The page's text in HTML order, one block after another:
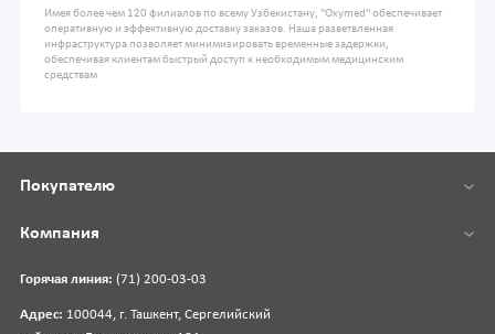
Имея более чем 120 филиалов по всему Узбекистану, "Oxymed" обеспечивает
оперативную и эффективную доставку заказов. Наша разветвленная
инфраструктура позволяет минимизировать временные задержки,
обеспечивая клиентам быстрый доступ к необходимым медицинским
средствам
Горячая линия: (71) 200-03-03
Адрес: 100044, г. Ташкент, Сергелийский
Покупателю
Компания